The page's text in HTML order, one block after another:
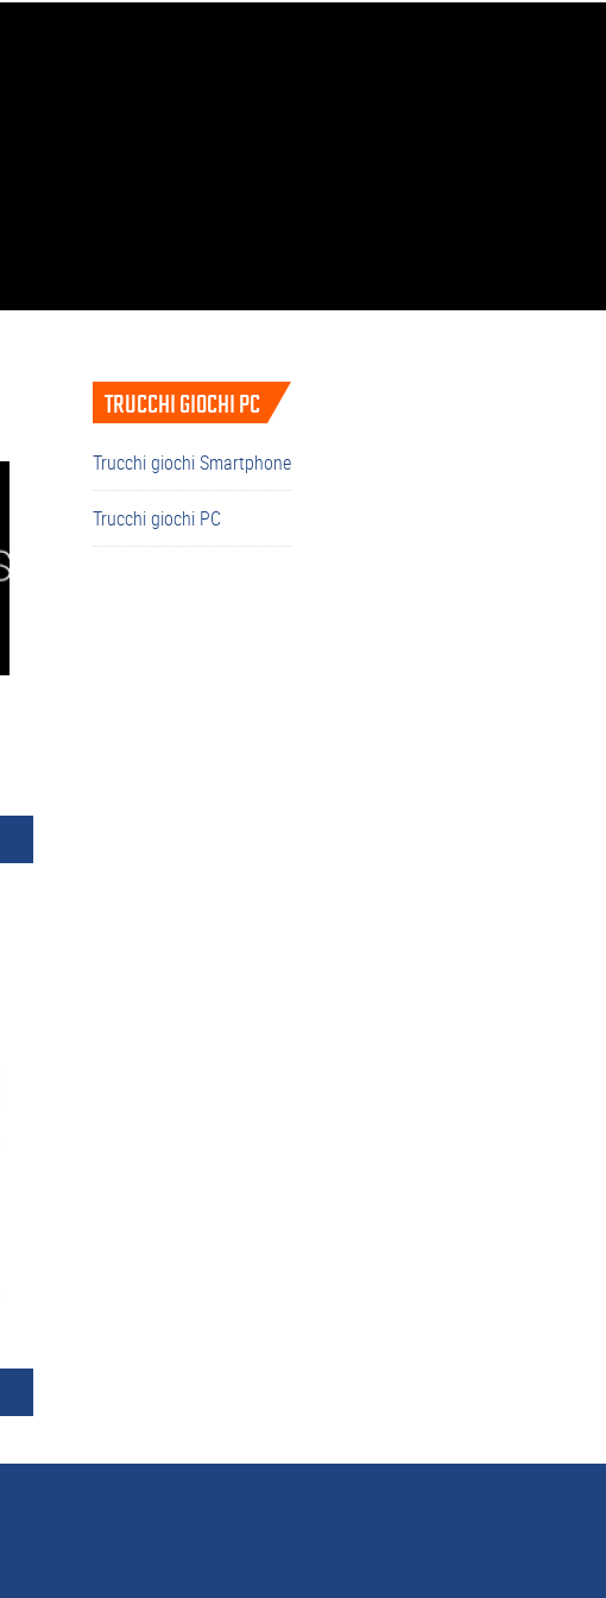
Barra
laterale
primaria
TRUCCHI GIOCHI PC
Trucchi giochi Smartphone
Trucchi giochi PC